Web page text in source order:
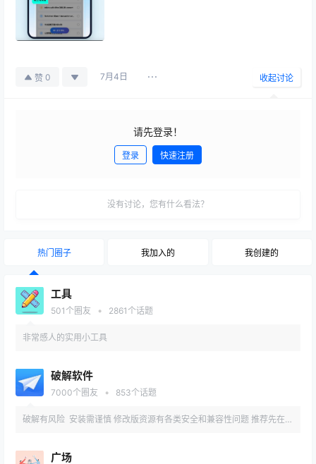
赞 0 7月4日 收起讨论
请先登录！
登录 快速注册
没有讨论，您有什么看法？
热门圈子 我加入的 我创建的
工具
501 个圈友 • 2861 个话题
非常感人的实用小工具
破解软件
7000个圈友 • 853个话题
破解有风险 安装需谨慎 修改版资源有各类安全和兼容性问题 推荐先在备
广场